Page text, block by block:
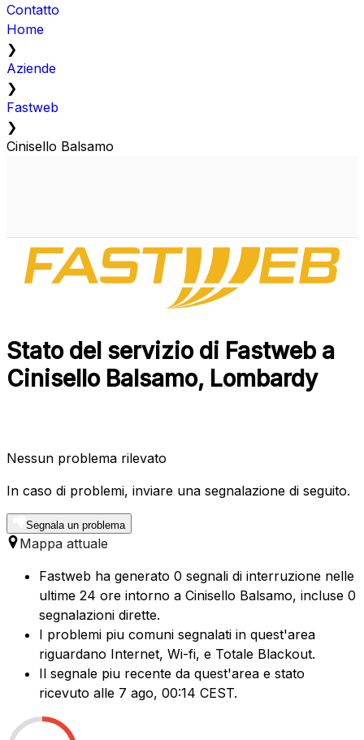
Contatto
Home
❯
Aziende
❯
Fastweb
❯
Cinisello Balsamo
Stato del servizio di Fastweb a
Cinisello Balsamo, Lombardy
Nessun problema rilevato
In caso di problemi, inviare una segnalazione di seguito.
Segnala un problema
Mappa attuale
Fastweb ha generato 0 segnali di interruzione nelle
ultime 24 ore intorno a Cinisello Balsamo, incluse 0
segnalazioni dirette.
I problemi piu comuni segnalati in quest'area
riguardano Internet, Wi-fi, e Totale Blackout.
Il segnale piu recente da quest'area e stato
ricevuto alle 7 ago, 00:14 CEST.